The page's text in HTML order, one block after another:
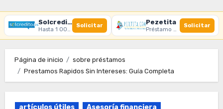
Solcredito
Hasta 1 000 € · 30 días · 100% online
Solicitar Pezetita
Préstamo online · Aprobación rápida
Solicitar
Página de inicio
sobre préstamos
Prestamos Rapidos Sin Intereses: Guía Completa